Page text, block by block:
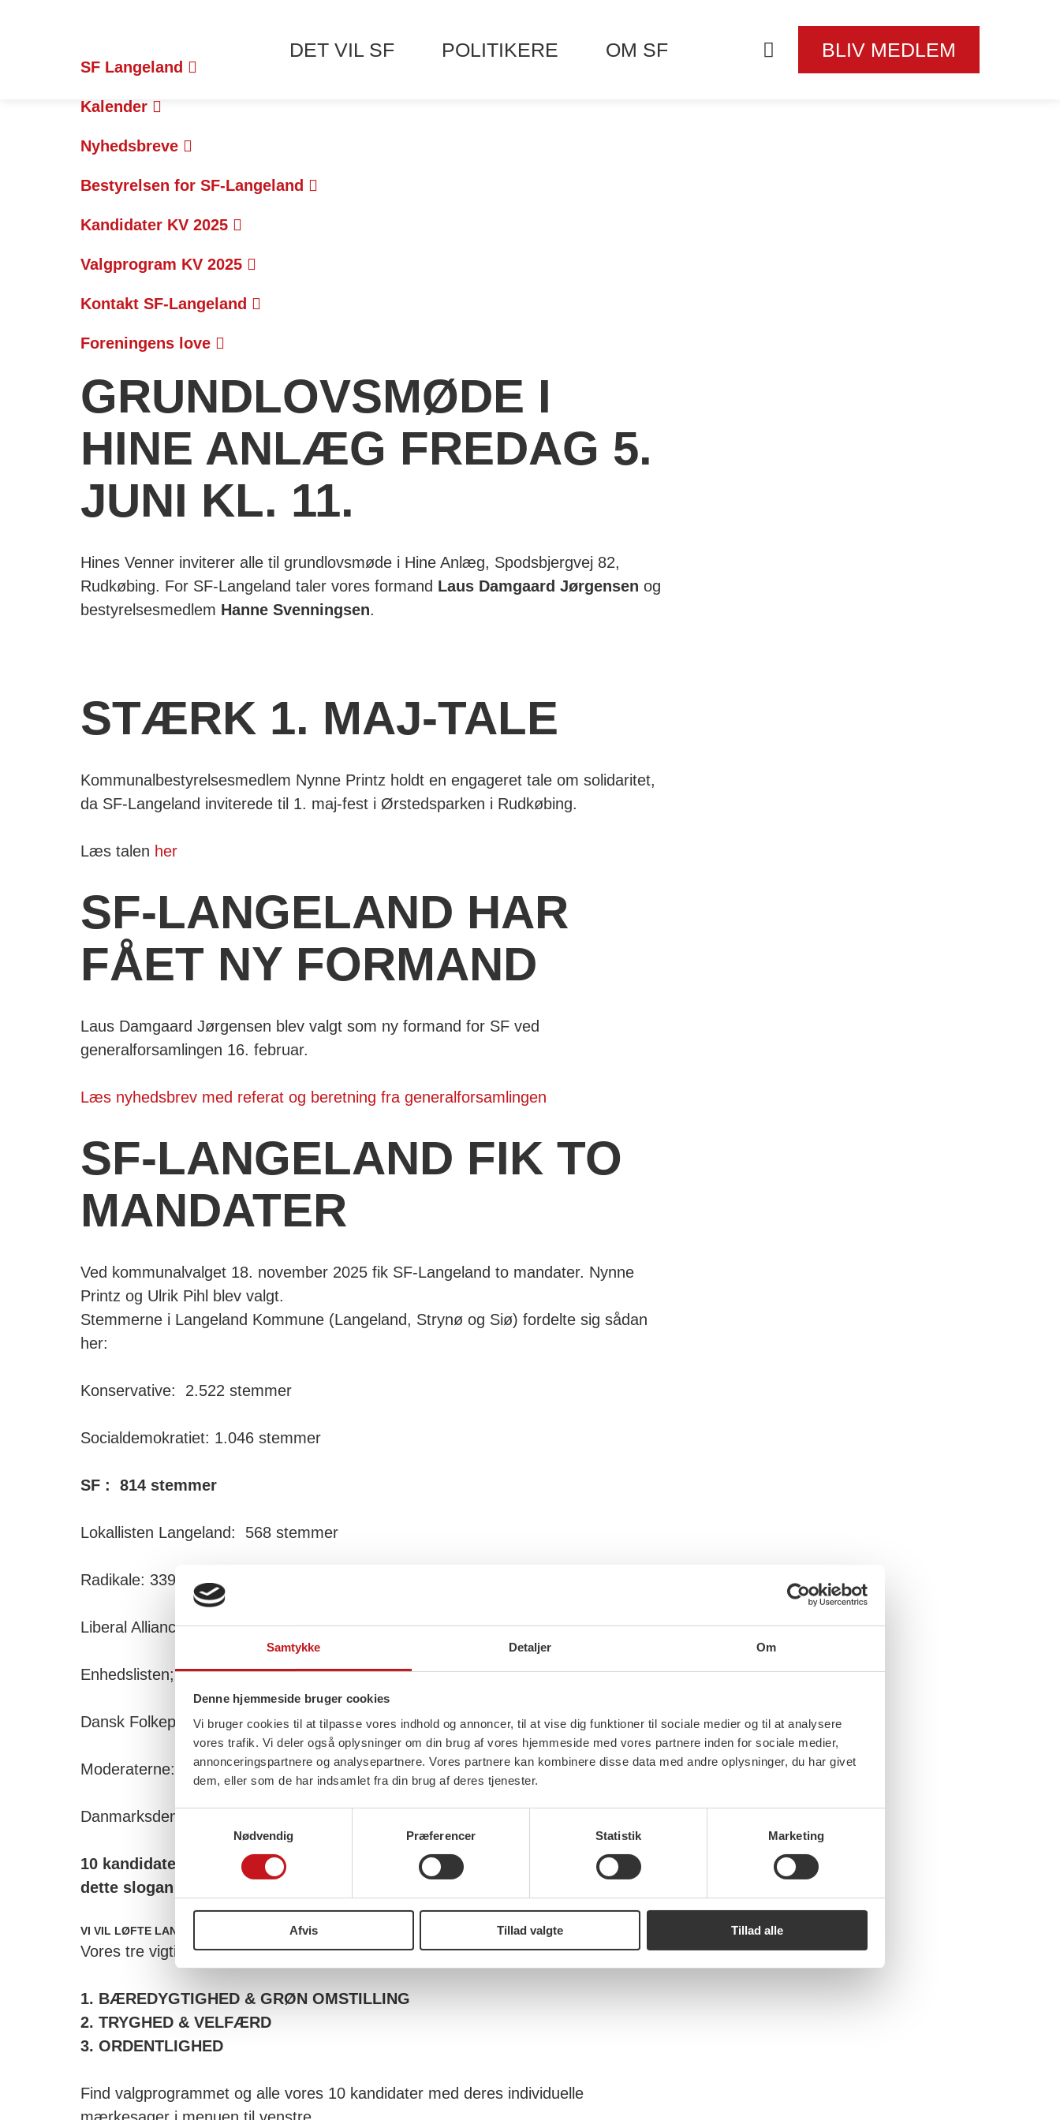
Samtykke Detaljer Om
Denne hjemmeside bruger cookies
Vi bruger cookies til at tilpasse vores indhold og annoncer, til at vise dig funktioner til sociale medier og til at analysere
vores trafik. Vi deler også oplysninger om din brug af vores hjemmeside med vores partnere inden for sociale medier,
annonceringspartnere og analysepartnere. Vores partnere kan kombinere disse data med andre oplysninger, du har givet
dem, eller som de har indsamlet fra din brug af deres tjenester.
Samtykkevalg
Nødvendig
Præferencer Statistik Marketing
Afvis Tillad valgte Tillad alle
DET VIL SF POLITIKERE OM SF BLIV MEDLEM
SF
LANGELAND
SF Langeland
Kalender
Nyhedsbreve
Bestyrelsen for SF-Langeland
Kandidater KV 2025
Valgprogram KV 2025
Kontakt SF-Langeland
Foreningens love
GRUNDLOVSMØDE I
HINE ANLÆG FREDAG 5.
JUNI KL. 11.
Hines Venner inviterer alle til grundlovsmøde i Hine Anlæg, Spodsbjergvej 82,
Rudkøbing. For SF-Langeland taler vores formand Laus Damgaard Jørgensen og
bestyrelsesmedlem Hanne Svenningsen.
STÆRK 1. MAJ-TALE
Kommunalbestyrelsesmedlem Nynne Printz holdt en engageret tale om solidaritet,
da SF-Langeland inviterede til 1. maj-fest i Ørstedsparken i Rudkøbing.
Læs talen her
SF-LANGELAND HAR
FÅET NY FORMAND
Laus Damgaard Jørgensen blev valgt som ny formand for SF ved
generalforsamlingen 16. februar.
Læs nyhedsbrev med referat og beretning fra generalforsamlingen
SF-LANGELAND FIK TO
MANDATER
Ved kommunalvalget 18. november 2025 fik SF-Langeland to mandater. Nynne
Printz og Ulrik Pihl blev valgt.
Stemmerne i Langeland Kommune (Langeland, Strynø og Siø) fordelte sig sådan
her:
Konservative: 2.522 stemmer
Socialdemokratiet: 1.046 stemmer
SF : 814 stemmer
Lokallisten Langeland: 568 stemmer
Radikale: 339 stemmer
Liberal Alliance: 311 stemmer
Enhedslisten; 284 stemmer
Dansk Folkeparti: 240 stemmer
Moderaterne: 221 stemmer
Danmarksdemokraterne: 206 stemmer
10 kandidater gik med ildhu ind i valgkampen på et flot valgprogram under
dette slogan
VI VIL LØFTE LANGELAND I FÆLLESSKAB
Vores tre vigtigste mærkesager var – og er
1. BÆREDYGTIGHED & GRØN OMSTILLING
2. TRYGHED & VELFÆRD
3. ORDENTLIGHED
Find valgprogrammet og alle vores 10 kandidater med deres individuelle